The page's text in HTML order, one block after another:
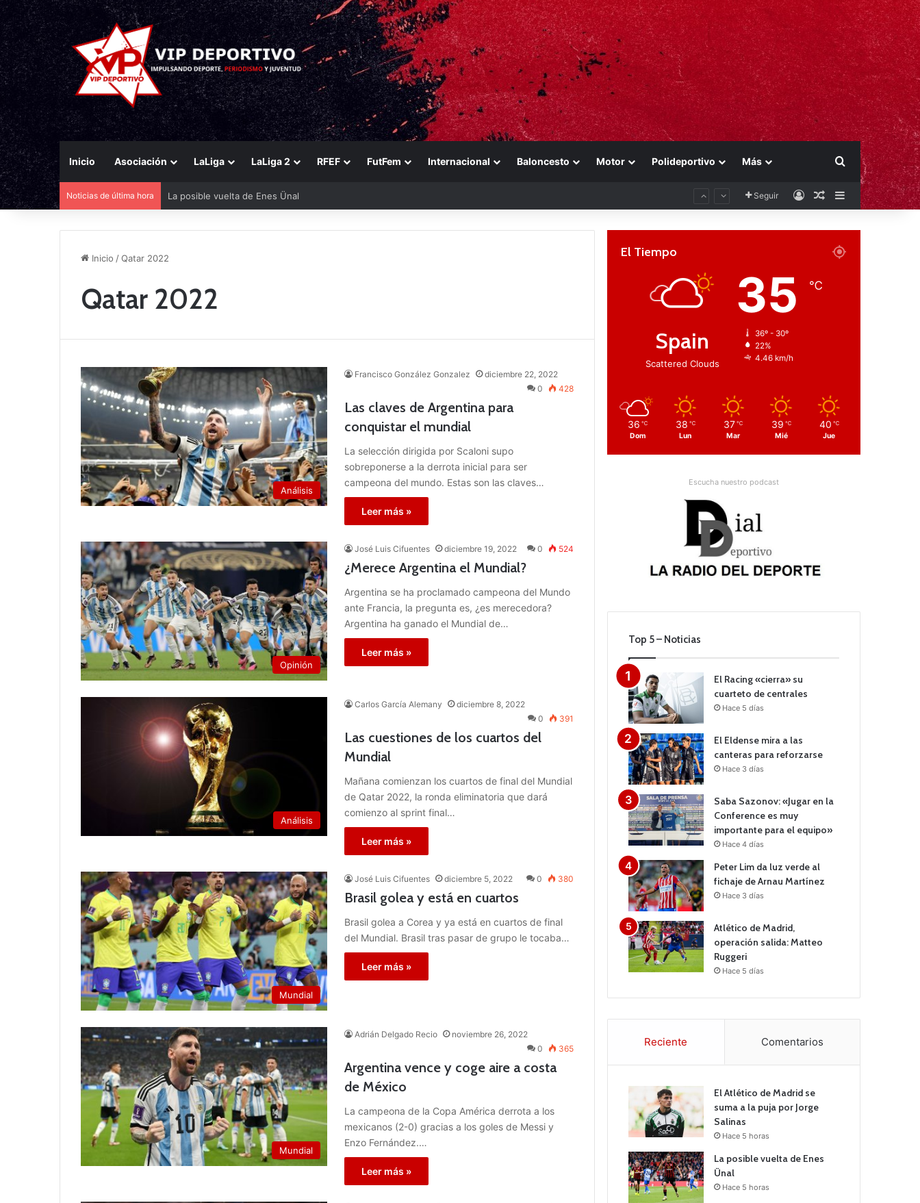
Inicio Asociación LaLiga LaLiga 2 RFEF FutFem Internacional Baloncesto Motor Polideportivo Más Buscar por
Noticias de última hora
Bandazo de Aprilia y de Michelín a Ducati en un sábado perfecto para Jorge Martín
Seguir AccesoPublicación al
Barra lateral
Inicio /Qatar 2022
Qatar 2022
Análisis
Francisco González Gonzalez
diciembre 22, 2022
0
428
Las claves de Argentina para
conquistar el mundial
La selección dirigida por Scaloni supo
sobreponerse a la derrota inicial para ser
campeona del mundo. Estas son las claves…
Leer más »
Opinión
José Luis Cifuentes diciembre 19, 2022 0 524
¿Merece Argentina el Mundial?
Argentina se ha proclamado campeona del Mundo
ante Francia, la pregunta es, ¿es merecedora?
Argentina ha ganado el Mundial de…
Leer más »
Análisis
Carlos García Alemany
diciembre 8, 2022
0
391
Las cuestiones de los cuartos del
Mundial
Mañana comienzan los cuartos de final del Mundial
de Qatar 2022, la ronda eliminatoria que dará
comienzo al sprint final…
Leer más »
Mundial
José Luis Cifuentes diciembre 5, 2022 0 380
Brasil golea y está en cuartos
Brasil golea a Corea y ya está en cuartos de final
del Mundial. Brasil tras pasar de grupo le tocaba…
Leer más »
Mundial
Adrián Delgado Recio
noviembre 26, 2022
0
365
Argentina vence y coge aire a costa
de México
La campeona de la Copa América derrota a los
mexicanos (2-0) gracias a los goles de Messi y
Enzo Fernández.…
Leer más »
El Tiempo
Spain
Scattered Clouds
35 ℃
36º - 30º
22%
4.46 km/h
36 ℃
Dom
38 ℃
Lun
37 ℃
Mar
39 ℃
Mié
40 ℃
Jue
Escucha nuestro podcast
Top 5 – Noticias
El Racing «cierra» su
cuarteto de centrales
Hace 5 días
El Eldense mira a las
canteras para reforzarse
Hace 3 días
Saba Sazonov: «Jugar en la
Conference es muy
importante para el equipo»
Hace 4 días
Peter Lim da luz verde al
fichaje de Arnau Martínez
Hace 3 días
Atlético de Madrid,
operación salida: Matteo
Ruggeri
Hace 5 días
Reciente Comentarios
El Atlético de Madrid se
suma a la puja por Jorge
Salinas
Hace 5 horas
La posible vuelta de Enes
Ünal
Hace 5 horas